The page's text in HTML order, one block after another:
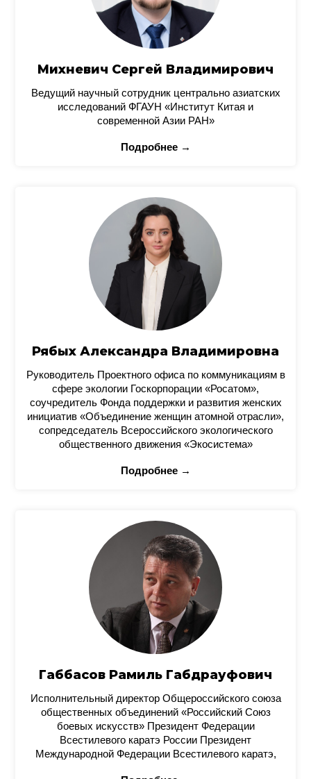
Михневич Сергей Владимирович
Ведущий научный сотрудник центрально азиатских
исследований ФГАУН «Институт Китая и
современной Азии РАН»
Подробнее →
Рябых Александра Владимировна
Руководитель Проектного офиса по коммуникациям в
сфере экологии Госкорпорации «Росатом»,
соучредитель Фонда поддержки и развития женских
инициатив «Объединение женщин атомной отрасли»,
сопредседатель Всероссийского экологического
общественного движения «Экосистема»
Подробнее →
Габбасов Рамиль Габдрауфович
Исполнительный директор Общероссийского союза
общественных объединений «Российский Союз
боевых искусств» Президент Федерации
Всестилевого каратэ России Президент
Международной Федерации Всестилевого каратэ,